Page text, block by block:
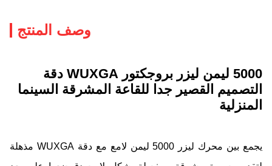
وصف المنتج
5000 ليمن ليزر بروجكتور WUXGA دقة
التصميم القصير جدا للقاعة المشرقة السينما
المنزلية
يجمع بين محرك ليزر 5000 ليمن لامع مع دقة WUXGA مذهلة